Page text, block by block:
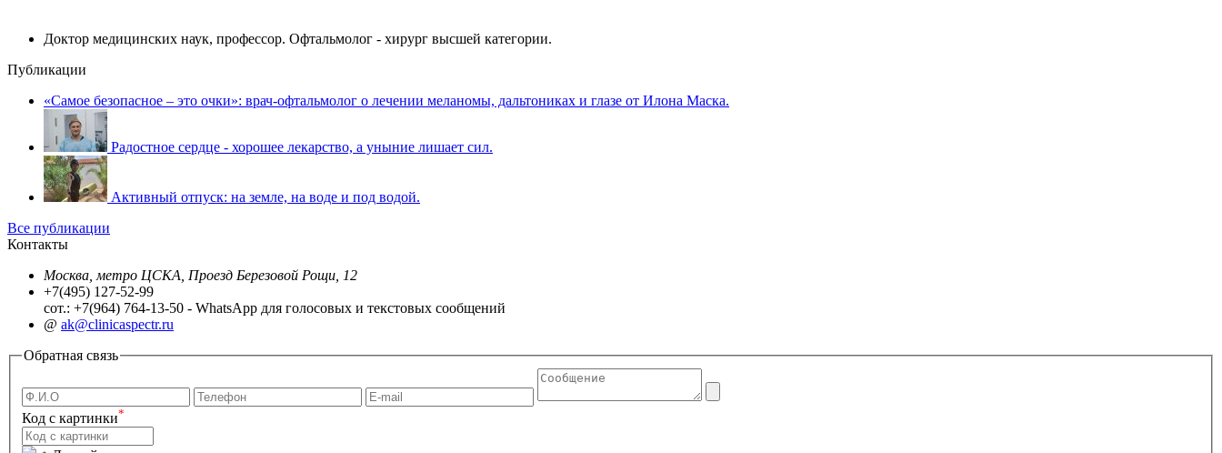
Доктор медицинских наук, профессор. Офтальмолог - хирург высшей категории.
Публикации
«Самое безопасное – это очки»: врач-офтальмолог о лечении меланомы, дальтониках и глазе от Илона Маска.
Радостное сердце - хорошее лекарство, а уныние лишает сил.
Активный отпуск: на земле, на воде и под водой.
Все публикации
Контакты
Москва, метро ЦСКА, Проезд Березовой Рощи, 12
+7(495) 127-52-99
сот.: +7(964) 764-13-50 - WhatsApp для голосовых и текстовых сообщений
@ ak@clinicaspectr.ru
Обратная связь
Код с картинки*